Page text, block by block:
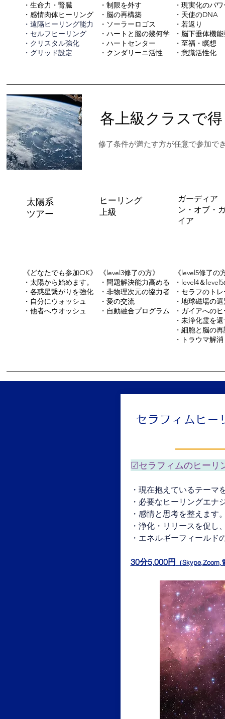
・生命力・腎臓
・感情肉体ヒーリング
・遠隔ヒーリング能力
・セルフヒーリング
・クリスタル強化
・グリッド設定
・現実化のパ
・天使のDNA
・若返り
・脳下垂体機
・至福・瞑想
・意識活性化
・制限を外す
・脳の再構築
・ソーラーロゴス
・ハートと脳の幾何学
・ハートセンター
・クンダリーニ活性
各上級クラスで
修了条件が満たす方が任意で参加で
太陽系
ツアー
ヒーリング
上級
ガーディア
ン・オブ・
イア
《どなたでも参加OK》
・太陽から始めます。
・各惑星繋がりを強化
・自分にウォッシュ
・他者へウオッシュ
《level5修了の
・level4＆
・セラフのト
・地球磁場の
・ガイアへの
・未浄化霊を
・細胞と脳の
・トラウマ解消
《level3修了の方》
・問題解決能力高める
・非物理次元の協力者
・愛の交流
・自動融合プログラム
セラフィムヒー
☑セラフィムのヒーリ
・現在抱えているテーマ
・必要なヒーリングエナ
・感情と思考を整えます
・浄化・リリースを促し
・エネルギーフィールド
30分5,000円 （